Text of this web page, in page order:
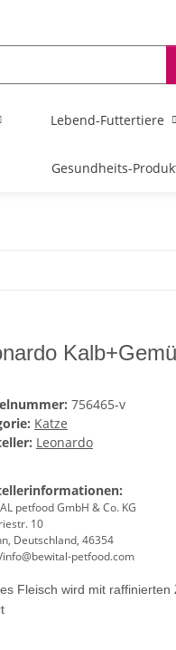
Lebend-Futtertiere
Gesundheits-
756465-v
Katze
Leonardo
petfood GmbH & Co. KG
10
Deutschland, 46354
petfood.com
Fleisch wird mit